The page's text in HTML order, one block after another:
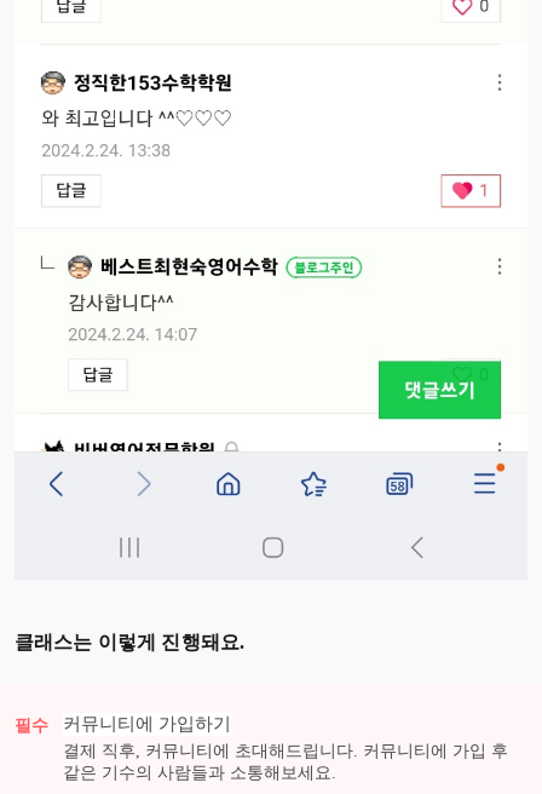
클래스는 이렇게 진행돼요.
필수 커뮤니티에 가입하기
결제 직후, 커뮤니티에 초대해드립니다. 커뮤니티에 가입 후
같은 기수의 사람들과 소통해보세요.